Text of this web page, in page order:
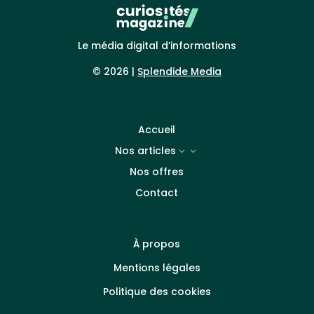
Le média digital d’informations
© 2026 | Splendide Media
Accueil
Nos articles
3
Nos offres
Contact
À propos
Mentions légales
Politique des cookies